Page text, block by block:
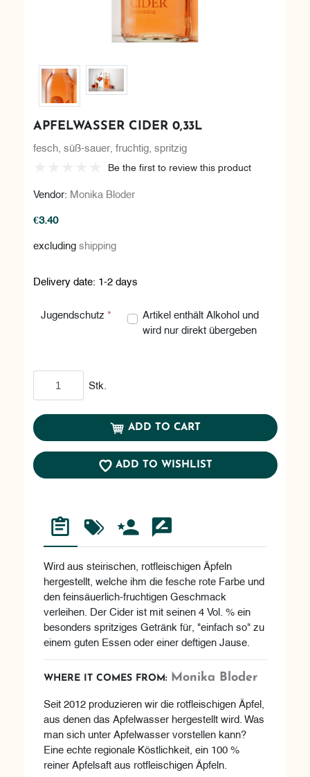
APFELWASSER CIDER 0,33L
fesch, süß-sauer, fruchtig, spritzig
Be the first to review this product
Vendor: Monika Bloder
€3.40
excluding shipping
Delivery date: 1-2 days
Jugendschutz * Artikel enthält Alkohol und wird nur
Artikel enthält Alkohol und
wird nur direkt übergeben
Stk.
ADD TO CART
ADD TO WISHLIST
Wird aus steirischen, rotfleischigen Äpfeln
hergestellt, welche ihm die fesche rote Farbe und
den feinsäuerlich-fruchtigen Geschmack
verleihen. Der Cider ist mit seinen 4 Vol. % ein
besonders spritziges Getränk für, "einfach so" zu
einem guten Essen oder einer deftigen Jause.
WHERE IT COMES FROM: Monika Bloder
Seit 2012 produzieren wir die rotfleischigen Äpfel,
aus denen das Apfelwasser hergestellt wird. Was
man sich unter Apfelwasser vorstellen kann?
Eine echte regionale Köstlichkeit, ein 100 %
reiner Apfelsaft aus rotfleischigen Äpfeln.